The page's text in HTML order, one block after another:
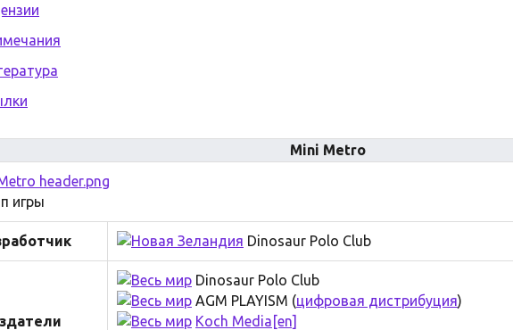
Mini Metro
игры
Dinosaur Polo Club
Dinosaur Polo Club
AGM PLAYISM (цифровая дистрибуция)
Koch Media [en]